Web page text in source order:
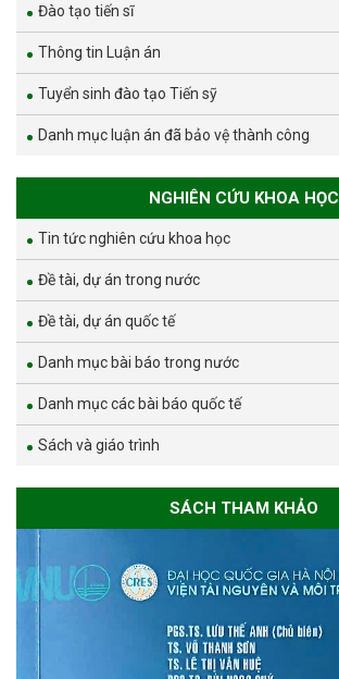
Đào tạo tiến sĩ
Thông tin Luận án
Tuyển sinh đào tạo Tiến sỹ
Danh mục luận án đã bảo vệ thành công
NGHIÊN CỨU KHOA HỌC
Tin tức nghiên cứu khoa học
Đề tài, dự án trong nước
Đề tài, dự án quốc tế
Danh mục bài báo trong nước
Danh mục các bài báo quốc tế
Sách và giáo trình
SÁCH THAM KHẢO